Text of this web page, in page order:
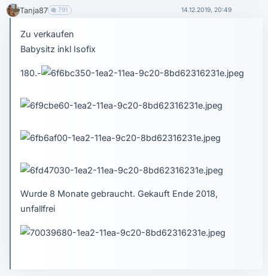
Tanja87 791 14.12.2019, 20:49
Zu verkaufen
Babysitz inkl Isofix
180.-
Wurde 8 Monate gebraucht. Gekauft Ende 2018,
unfallfrei